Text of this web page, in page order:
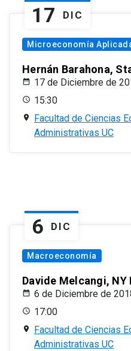
17 DIC
Microeconomía
Hernán Barahona,
17 de Diciembre de
15:30
Facultad de Ciencias
Administrativas UC
6 DIC
Macroeconomía
Davide Melcangi, NY
6 de Diciembre de
17:00
Facultad de Ciencias
Administrativas UC